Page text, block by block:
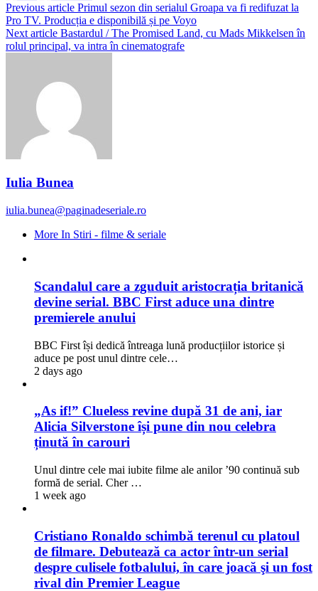
Previous article Primul sezon din serialul Groapa va fi redifuzat la
Pro TV. Producția e disponibilă și pe Voyo
Next article Bastardul / The Promised Land, cu Mads Mikkelsen în
rolul principal, va intra în cinematografe
Iulia Bunea
iulia.bunea@paginadeseriale.ro
More In Stiri - filme & seriale
Scandalul care a zguduit aristocrația britanică
devine serial. BBC First aduce una dintre
premierele anului
BBC First își dedică întreaga lună producțiilor istorice și
aduce pe post unul dintre cele…
2 days ago
„As if!” Clueless revine după 31 de ani, iar
Alicia Silverstone își pune din nou celebra
ținută în carouri
Unul dintre cele mai iubite filme ale anilor ’90 continuă sub
formă de serial. Cher …
1 week ago
Cristiano Ronaldo schimbă terenul cu platoul
de filmare. Debutează ca actor într-un serial
despre culisele fotbalului, în care joacă şi un fost
rival din Premier League